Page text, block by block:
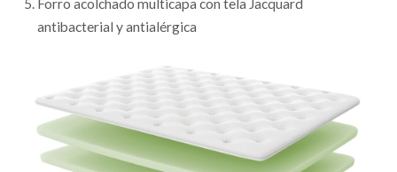
Forro acolchado multicapa con tela Jacquard
antibacterial y antialérgica